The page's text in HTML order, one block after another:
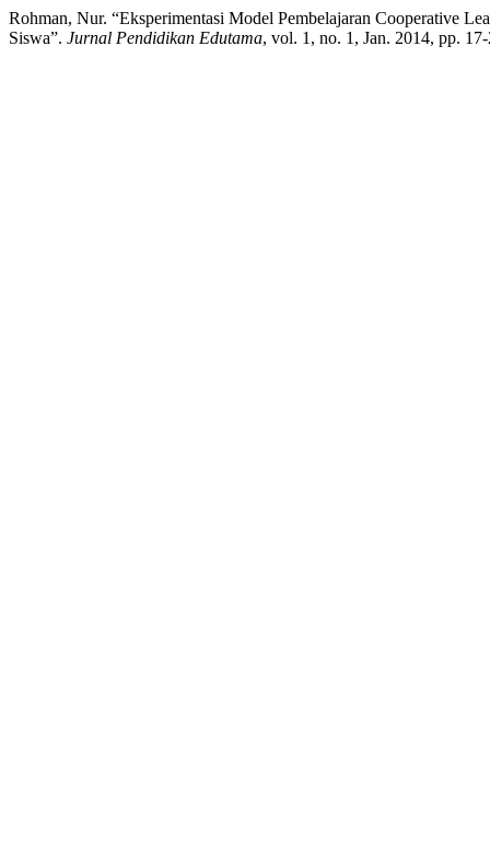
Rohman, Nur. “Eksperimentasi Model Pembelajaran Cooperative
Siswa”. Jurnal Pendidikan Edutama, vol. 1, no. 1, Jan. 2014, pp.